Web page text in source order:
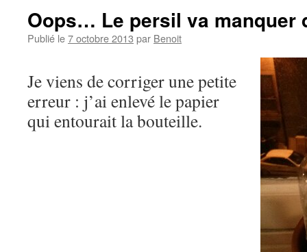
Oops… Le persil va manquer
Publié le7 octobre 2013 par Benoit
Je viens de corriger une petite
erreur : j’ai enlevé le papier
qui entourait la bouteille.